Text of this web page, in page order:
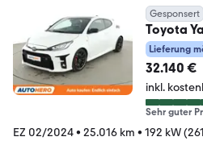
Gesponsert
Toyota
Lieferung
32.140 €
inkl.
Sehr guter
EZ 02/2024• 25.016 km • 192 kW